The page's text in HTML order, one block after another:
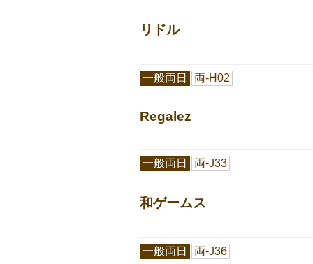
リドル
Regalez
一般両日 両-H02
和ゲームス
一般両日 両-J33
一般両日 両-J36